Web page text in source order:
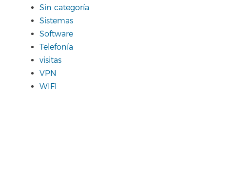
Sin categoría
Sistemas
Software
Telefonía
visitas
VPN
WIFI